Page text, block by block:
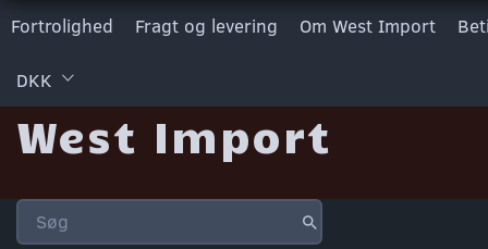
Fortrolighed Fragt og levering Om West Import
DKK
West Import